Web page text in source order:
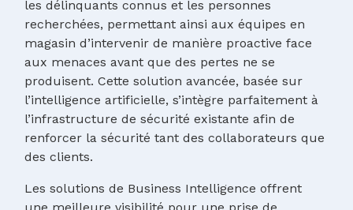
les délinquants connus et les personnes
recherchées, permettant ainsi aux équipes en
magasin d’intervenir de manière proactive face
aux menaces avant que des pertes ne se
produisent. Cette solution avancée, basée sur
l’intelligence artificielle, s’intègre parfaitement à
l’infrastructure de sécurité existante afin de
renforcer la sécurité tant des collaborateurs que
des clients.
Les solutions de Business Intelligence offrent